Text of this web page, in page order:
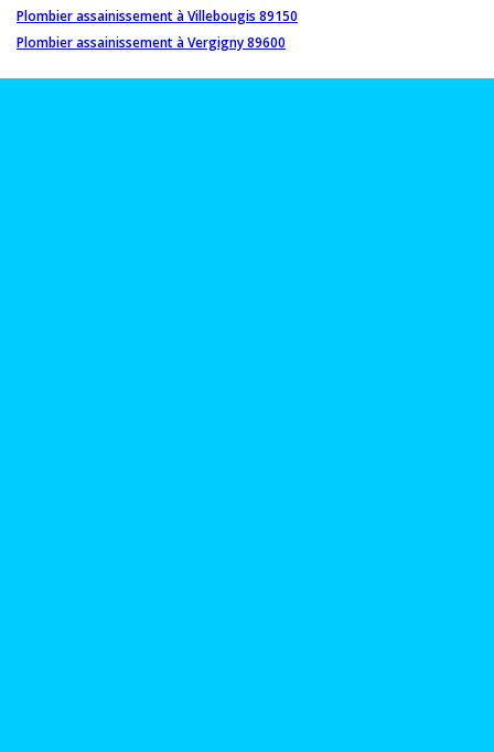
Plombier assainissement à Villebougis 89150
Plombier assainissement à Vergigny 89600